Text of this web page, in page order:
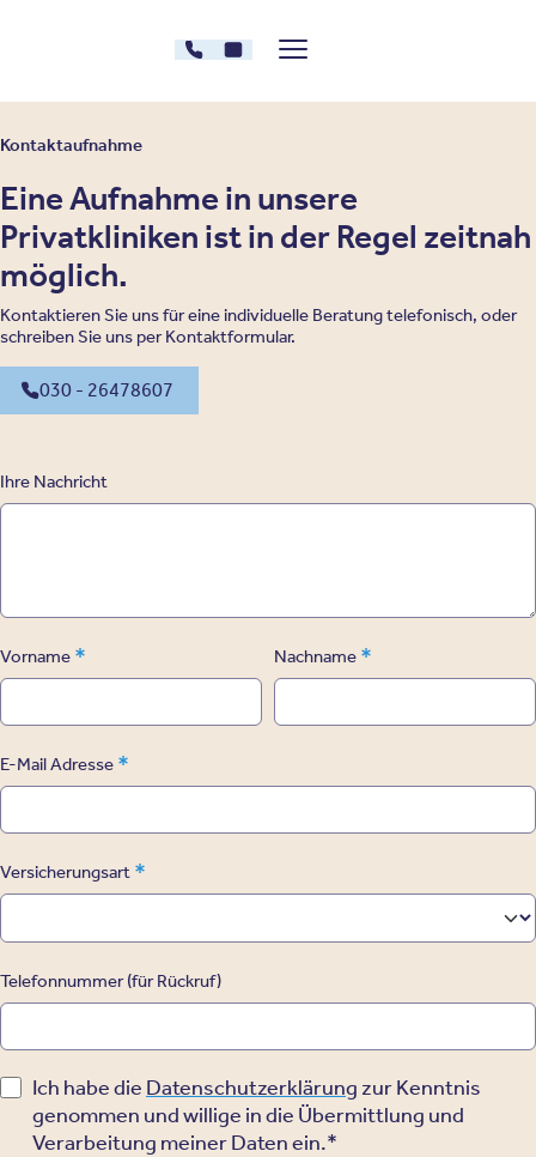
030 - 26478607
Kontakt
Menü zeigen/verstecken
Kontaktaufnahme
Eine Aufnahme in unsere
Privatkliniken ist in der Regel zeitnah
möglich.
Kontaktieren Sie uns für eine individuelle Beratung telefonisch, oder
schreiben Sie uns per Kontaktformular.
030 - 26478607
Ihre Nachricht
Vorname * Nachname *
E-Mail Adresse *
Versicherungsart *
Telefonnummer (für Rückruf)
Ich habe die Datenschutzerklärung zur Kenntnis
genommen und willige in die Übermittlung und
Verarbeitung meiner Daten ein.*